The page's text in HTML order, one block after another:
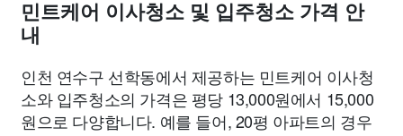
민트케어 이사청소 및 입주청소 가격 안
내
인천 연수구 선학동에서 제공하는 민트케어 이사청
소와 입주청소의 가격은 평당 13,000원에서 15,000
원으로 다양합니다. 예를 들어, 20평 아파트의 경우